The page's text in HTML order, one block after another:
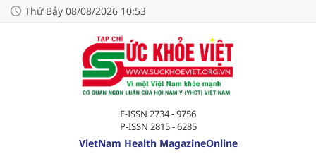
Thứ Bảy 08/08/2026 10:53
E-ISSN 2734 - 9756
P-ISSN 2815 - 6285
VietNam Health MagazineOnline